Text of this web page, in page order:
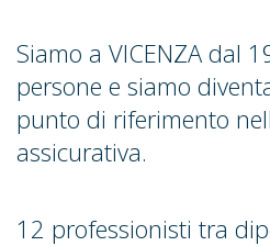
Siamo a VICENZA dal
persone e siamo
punto di riferimento
assicurativa.
12 professionisti tra